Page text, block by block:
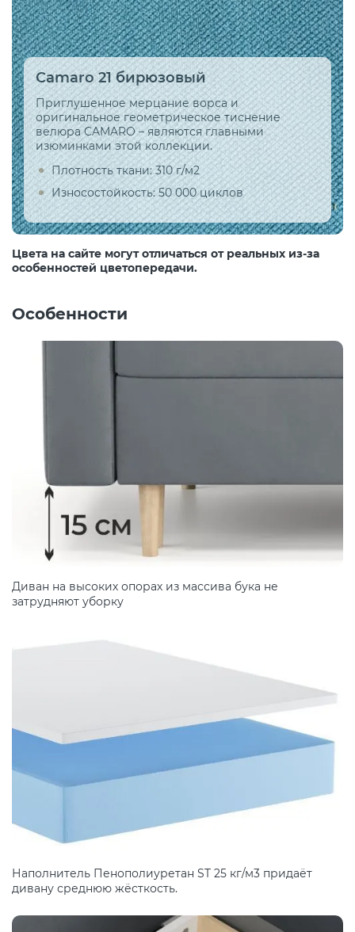
Camaro 21 бирюзовый
Приглушенное мерцание ворса и
оригинальное геометрическое тиснение
велюра CAMARO – являются главными
изюминками этой коллекции.
Плотность ткани: 310 г/м2
Износостойкость: 50 000 циклов
Цвета на сайте могут отличаться от реальных из-за
особенностей цветопередачи.
Особенности
Диван на высоких опорах из массива бука не
затрудняют уборку
Наполнитель Пенополиуретан ST 25 кг/м3 придаёт
дивану среднюю жёсткость.